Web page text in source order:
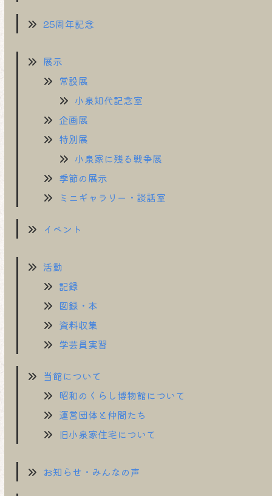
25周年記念
展示
常設展
小泉知代記念室
企画展
特別展
小泉家に残る戦争展
季節の展示
ミニギャラリー・談話室
イベント
活動
記録
図録・本
資料収集
学芸員実習
当館について
昭和のくらし博物館について
運営団体と仲間たち
旧小泉家住宅について
お知らせ・みんなの声